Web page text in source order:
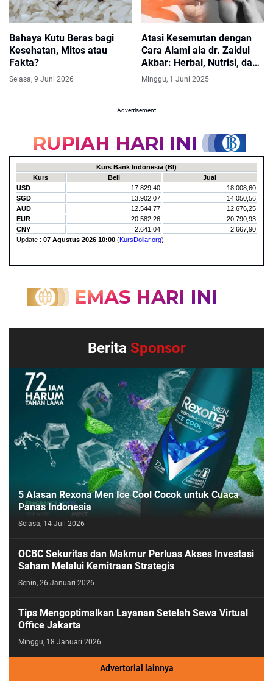
Bahaya Kutu Beras bagi
Kesehatan, Mitos atau
Fakta?
Selasa, 9 Juni 2026
Atasi Kesemutan dengan
Cara Alami ala dr. Zaidul
Akbar: Herbal, Nutrisi, dan
Gaya Hidup Sehat
Minggu, 1 Juni 2025
Advertisement
Berita Sponsor
5 Alasan Rexona Men Ice Cool Cocok untuk Cuaca
Panas Indonesia
Selasa, 14 Juli 2026
OCBC Sekuritas dan Makmur Perluas Akses Investasi
Saham Melalui Kemitraan Strategis
Senin, 26 Januari 2026
Tips Mengoptimalkan Layanan Setelah Sewa Virtual
Office Jakarta
Minggu, 18 Januari 2026
Advertorial lainnya